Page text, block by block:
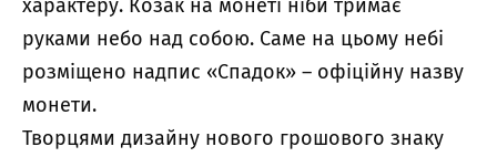
характеру. Козак на монеті ніби тримає
руками небо над собою. Саме на цьому небі
розміщено надпис «Спадок» – офіційну назву
монети.
Творцями дизайну нового грошового знаку